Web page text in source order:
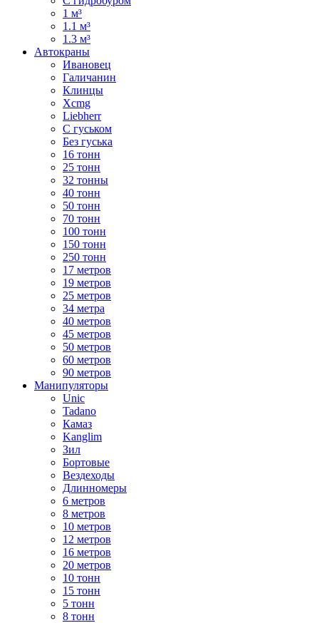
1 м³
1.1 м³
1.3 м³
Автокраны
Ивановец
Галичанин
Клинцы
Xcmg
Liebherr
С гуськом
Без гуська
16 тонн
25 тонн
32 тонны
40 тонн
50 тонн
70 тонн
100 тонн
150 тонн
250 тонн
17 метров
19 метров
25 метров
34 метра
40 метров
45 метров
50 метров
60 метров
90 метров
Манипуляторы
Unic
Tadano
Камаз
Kanglim
Зил
Бортовые
Вездеходы
Длинномеры
6 метров
8 метров
10 метров
12 метров
16 метров
20 метров
10 тонн
15 тонн
5 тонн
8 тонн